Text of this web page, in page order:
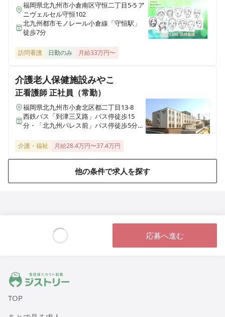
さわやかなすしおばら館
栃木県那須塩原市西朝日町3番4号
さわやかながれやま館
千葉県流山市西初石1丁目742番地1
さわやかそう花の里
埼玉県草加市原町3丁目8番27号
さわやかさくら山荘
福岡県北九州市八幡西区清納2丁目11-13
さわやか花美館
福岡県北九州市若松区高須東3丁目4番30号
岡山県岡山市東区西大寺南2丁目10-17
さわやか愛の家 くるめ館
福岡県久留米市青峰1丁目14番6号
さわやかなんよう館
福岡県北九州市小倉南区守恒二丁目5-5 ア
ニヴェルセル守恒102
北九州都市モノレール小倉線「守恒駅」
徒歩7分
訪問看護 日勤のみ 月給33万円〜
介護老人保健施設みやこ
正看護師正社員（常勤）
福岡県北九州市小倉北区都二丁目13-8
西鉄バス「到津三又路」バス停徒歩15
分・「北九州パレス前」バス停徒歩5分、
介護・福祉 月給28.4万円〜37.4万円
他の条件で求人を探す
応募へ進む
ジストリー 看護師の転職マッチング
TOP